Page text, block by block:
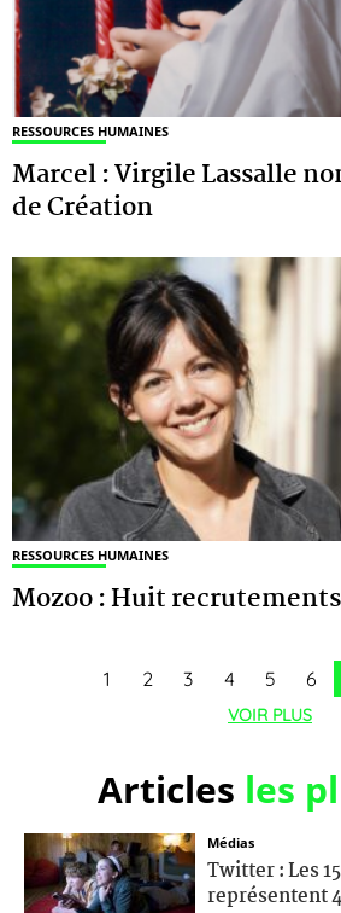
RESSOURCES HUMAINES
Marcel : Virgile Lassalle
de Création
RESSOURCES HUMAINES
Mozoo : Huit
1 2 3 4 5 6
VOIR PLUS
Articles les
Médias
Twitter : Les
représentent